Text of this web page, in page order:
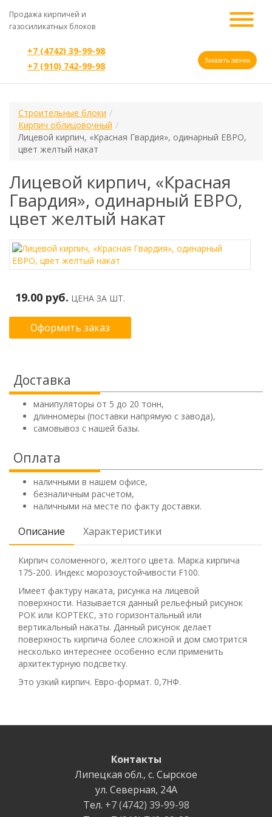
Продажа кирпичей и
газосиликатных блоков
+7 (4742) 39-99-98
+7 (910) 742-99-98
Заказать звонок
Строительные блоки
Кирпич облицовочный
Лицевой кирпич, «Красная Гвардия», одинарный ЕВРО,
цвет желтый накат
Лицевой кирпич, «Красная
Гвардия», одинарный ЕВРО,
цвет желтый накат
19.00 руб. ЦЕНА ЗА ШТ.
Оформить заказ
Доставка
манипуляторы от 5 до 20 тонн,
длинномеры (поставки напрямую с завода),
самовывоз с нашей базы.
Оплата
наличными в нашем офисе,
безналичным расчетом,
наличными на месте по факту доставки.
Описание Характеристики
Кирпич соломенного, желтого цвета. Марка кирпича
175-200. Индекс морозоустойчивости F100.
Имеет фактуру наката, рисунка на лицевой
поверхности. Называется данный рельефный рисунок
РОК или КОРТЕКС, это горизонтальный или
вертикальный накаты. Данный рисунок делает
поверхность кирпича более сложной и дом смотрится
несколько интереснее особенно если применить
архитектурную подсветку.
Это узкий кирпич. Евро-формат. 0,7НФ.
Контакты
Липецкая обл., с. Cырское
ул. Северная, 24А
Тел. +7 (4742) 39-99-98